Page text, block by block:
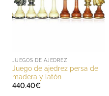
JUEGOS DE AJEDREZ
Juego de ajedrez persa de
madera y latón
440.40€